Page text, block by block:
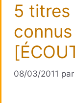
5 titres
connus
08/03/2011 par